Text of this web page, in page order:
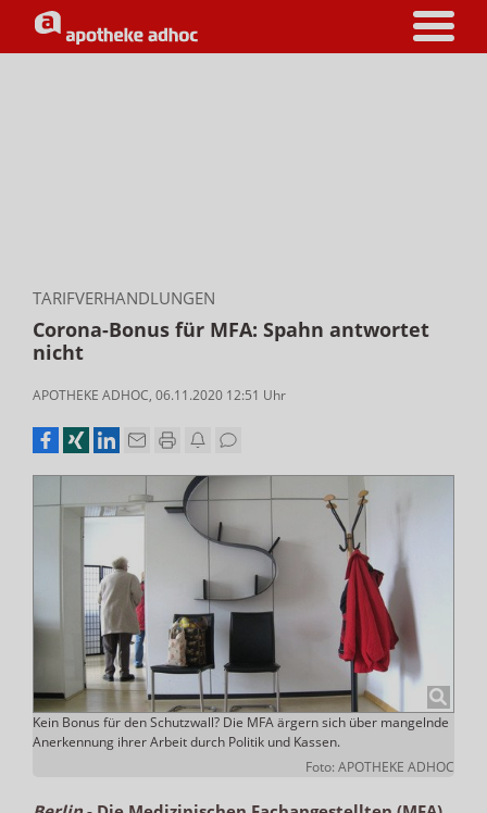
TARIFVERHANDLUNGEN
Corona-Bonus für MFA: Spahn antwortet
nicht
APOTHEKE ADHOC, 06.11.2020 12:51 Uhr
Kein Bonus für den Schutzwall? Die MFA ärgern sich über mangelnde
Anerkennung ihrer Arbeit durch Politik und Kassen.
Foto: APOTHEKE ADHOC